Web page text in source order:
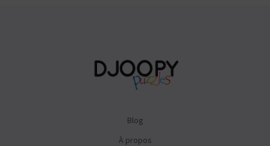
Blog
À propos